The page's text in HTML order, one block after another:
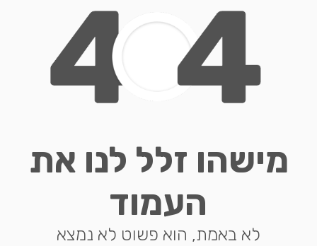
מישהו זלל לנו את
העמוד
לא באמת, הוא פשוט לא נמצא